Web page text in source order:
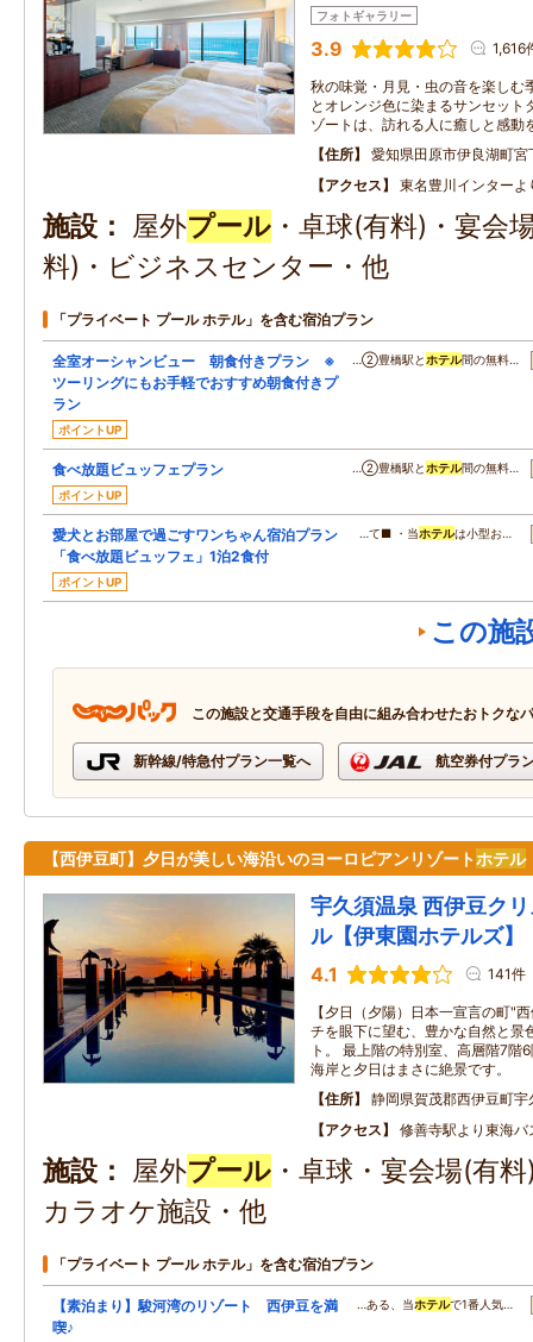
フォトギャラリー
3.9 1,616
秋の味覚・月見・虫の音を楽しむ
とオレンジ色に染まるサンセット
ゾートは、訪れる人に癒しと感動
住所
愛知県田原市伊良湖町
アクセス
東名豊川インターよ
施設 屋外プール ・卓球(有料)・宴会
料)・ビジネスセンター・他
「プライベート プール ホテル」を含む宿泊プラン
全室オーシャンビュー 朝食付きプラン ※
ツーリングにもお手軽でおすすめ朝食付きプ
ラン
ポイントUP
…②豊橋駅と ホテル間の無料…
食べ放題ビュッフェプラン
ポイントUP
…②豊橋駅と ホテル間の無料…
愛犬とお部屋で過ごすワンちゃん宿泊プラン
「食べ放題ビュッフェ」1泊2食付
ポイントUP
…て■ ・当ホテルは小型お…
この施
この施設と交通手段を自由に組み合わせたおトクな
新幹線/特急付プラン一覧へ 航空券付プラ
【西伊豆町】夕日が美しい海沿いのヨーロピアンリゾートホテル
宇久須温泉 西伊豆ク
ル【伊東園ホテルズ】
4.1 141件
【夕日（夕陽）日本一宣言の町"
チを眼下に望む、豊かな自然と景
ト。 最上階の特別室、高層階7階
海岸と夕日はまさに絶景です。
住所
静岡県賀茂郡西伊豆町宇
アクセス
修善寺駅より東海
施設 屋外プール ・卓球・宴会場(有
カラオケ施設・他
「プライベート プール ホテル」を含む宿泊プラン
【素泊まり】駿河湾のリゾート 西伊豆を満
喫♪
…ある、当ホテルで1番人気…